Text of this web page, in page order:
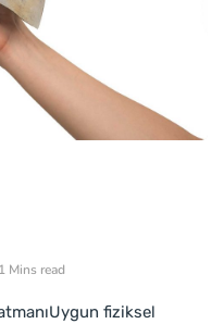
1 Mins read
fiziksel